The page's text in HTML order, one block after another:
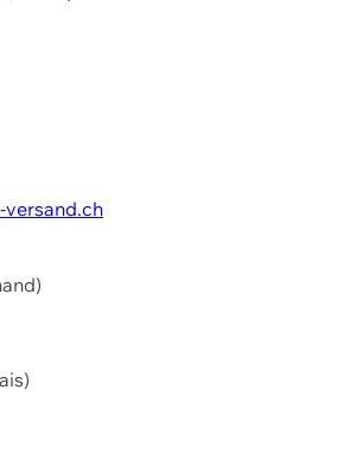
versand.ch